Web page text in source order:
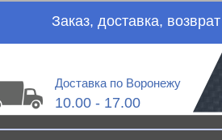
Заказ, доставка, возврат
Доставка по Воронежу
10.00 - 17.00